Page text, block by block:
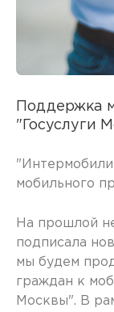
Поддержка
"Госуслуги
мобильного
На прошлой
подписала
мы будем
граждан к
Москвы". В